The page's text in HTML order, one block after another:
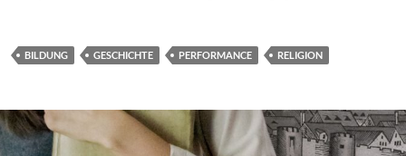
BILDUNG GESCHICHTE PERFORMANCE RELIGION